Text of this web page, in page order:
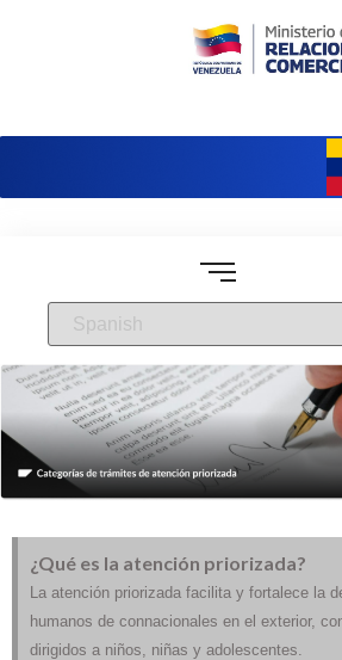
¿Qué es la atención priorizada?
La atención priorizada facilita y fortalece la
humanos de connacionales en el exterior,
dirigidos a niños, niñas y adolescentes.